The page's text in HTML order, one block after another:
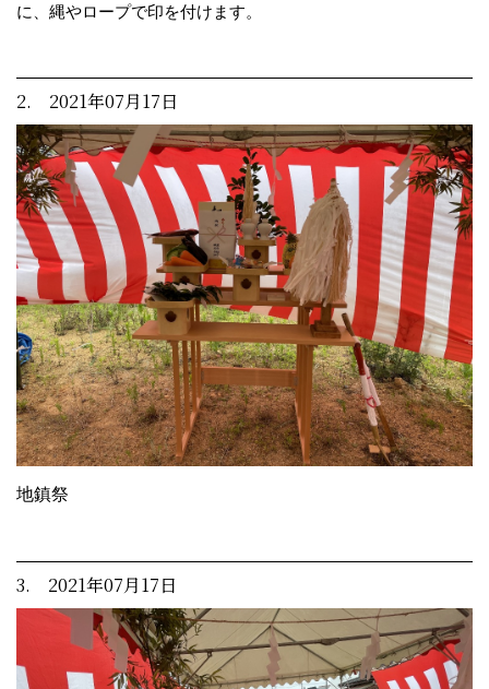
に、縄やロープで印を付けます。
2. 2021年07月17日
地鎮祭
3. 2021年07月17日